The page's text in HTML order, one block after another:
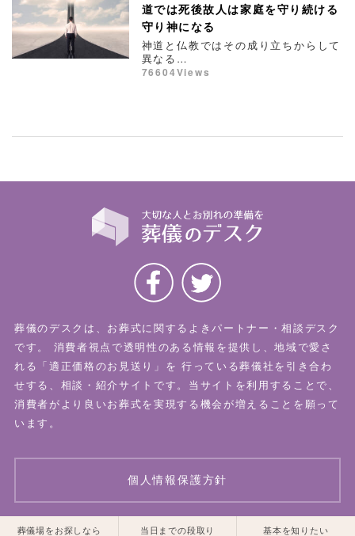
一覧はこちら
道では死後故人は家庭を守り続ける
守り神になる
神道と仏教ではその成り立ちからして
異なる…
76604Views
一覧はこちら
葬儀場をお探しなら 当日までの段取り 基本を知りたい
葬儀のデスクは、お葬式に関するよきパートナー・相談デスク
です。
消費者視点で透明性のある情報を提供し、地域で愛さ
れる「適正価格のお見送り」を 行っている葬儀社を引き合わ
せする、相談・紹介サイトです。当サイトを利用することで、
消費者がより良いお葬式を実現する機会が増えることを願って
います。
個人情報保護方針
© 2026 葬儀のデスク All Rights Reserved.